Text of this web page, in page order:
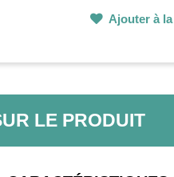
Ajouter à
LE PRODUIT